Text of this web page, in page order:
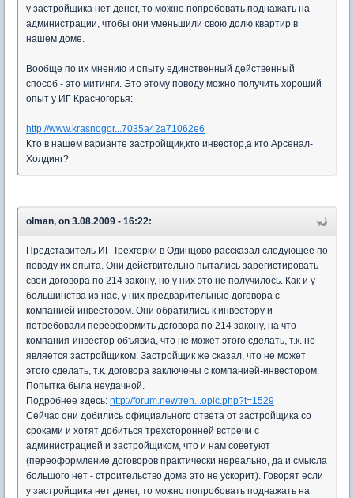
у застройщика нет денег, то можно попробовать поднажать на
администрации, чтобы они уменьшили свою долю квартир в
нашем доме.
Вообще по их мнению и опыту единственный действенный
способ - это митинги. Это этому поводу можно получить хороший
опыт у ИГ Красногорья:
http://www.krasnogor...7035a42a71062e6
Кто в нашем варианте застройщик,кто инвестор,а кто Арсенал-
Холдинг?
olman, on 3.08.2009 - 16:22:
Представитель ИГ Трехгорки в Одинцово рассказал следующее по
поводу их опыта. Они действительно пытались зарегистировать
свои договора по 214 закону, но у них это не получилось. Как и у
большинства из нас, у них предварительные договора с
компанией инвестором. Они обратились к инвестору и
потребовали переоформить договора по 214 закону, на что
компания-инвестор объявиа, что не может этого сделать, т.к. не
является застройщиком. Застройщик же сказал, что не может
этого сделать, т.к. договора заключены с компанией-инвестором.
Попытка была неудачной.
Подробнее здесь: http://forum.newtreh...opic.php?t=1529
Сейчас они добились официального ответа от застройщика со
сроками и хотят добиться трехсторонней встречи с
администрацией и застройщиком, что и нам советуют
(переоформление договоров практически нереально, да и смысла
большого нет - строительство дома это не ускорит). Говорят если
у застройщика нет денег, то можно попробовать поднажать на